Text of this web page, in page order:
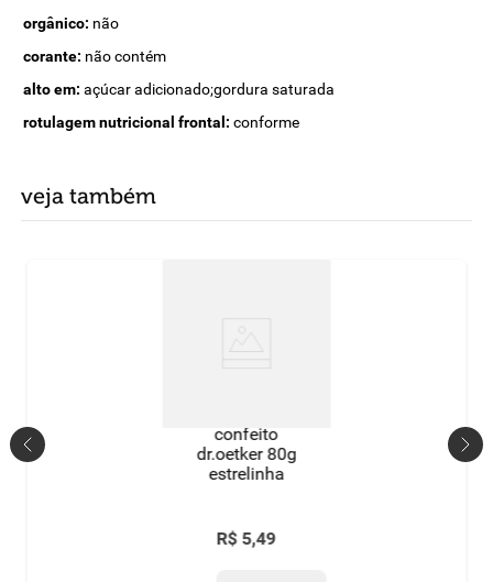
orgânico: não
corante: não contém
alto em: açúcar adicionado;gordura saturada
rotulagem nutricional frontal: conforme
veja também
confeito
dr.oetker 80g
estrelinha
R$ 5,49